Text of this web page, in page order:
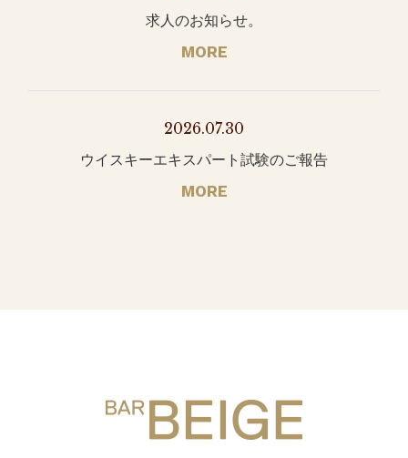
求人のお知らせ。
MORE
2026.07.30
ウイスキーエキスパート試験のご報告
MORE